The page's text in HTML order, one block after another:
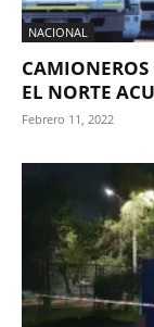
NACIONAL
EL NORTE
Febrero 11, 2022